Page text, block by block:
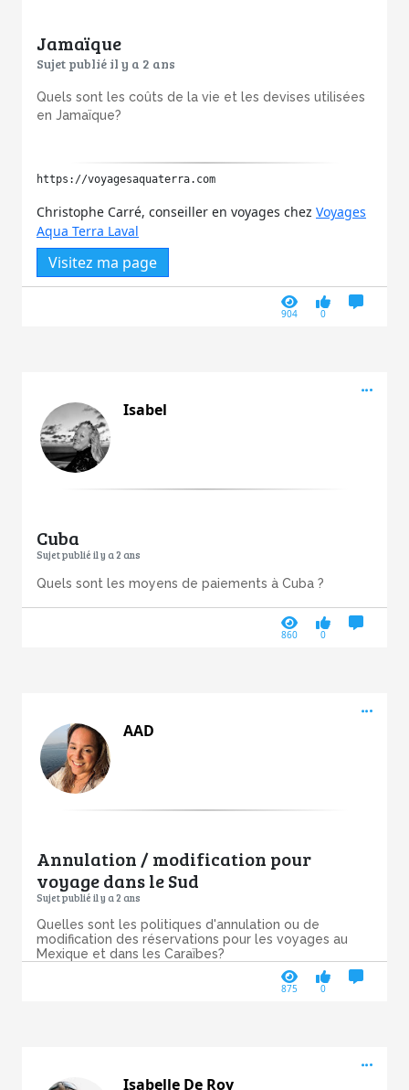
Jamaïque
Sujet publié il y a 2 ans
Quels sont les coûts de la vie et les devises utilisées
en Jamaïque?
https://voyagesaquaterra.com
Christophe Carré, conseiller en voyages chez Voyages
Aqua Terra Laval
Visitez ma page
904 0
Isabel
Cuba
Sujet publié il y a 2 ans
Quels sont les moyens de paiements à Cuba ?
860 0
AAD
Annulation / modification pour
voyage dans le Sud
Sujet publié il y a 2 ans
Quelles sont les politiques d'annulation ou de
modification des réservations pour les voyages au
Mexique et dans les Caraïbes?
875 0
Isabelle De Roy